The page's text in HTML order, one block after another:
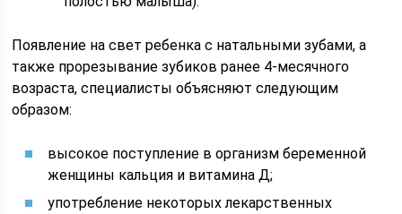
Появление на свет ребенка с натальными зубами, а
также прорезывание зубиков ранее 4-месячного
возраста, специалисты объясняют следующим
образом:
высокое поступление в организм беременной
женщины кальция и витамина Д;
употребление некоторых лекарственных